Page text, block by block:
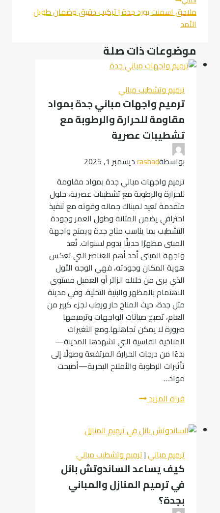
ملاحق اسمنت بورد جدة | تركيب دقيق وضمان طويل
الأمد
موضوعات ذات صلة
ترميم وتشطيب مباني
ترميم واجهات مباني جدة بمواد
مقاومة للحرارة والرطوبة مع
تشطيبات عصرية
بواسطةrashadديسمبر 1, 2025
ترميم واجهات مباني جدة بمواد مقاومة
للحرارة والرطوبة مع تشطيبات عصرية، حلول
متقدمة تعيد لمبناك جماله وقوته مع تنفيذ
احترافي يضمن المتانة وطول العمر وجودة
التشطيب بما يناسب مناخ جدة ويمنح واجهة
المبنى مظهرًا حديثًا يدوم لسنوات. تُعد
واجهة المبنى أحد أهم العناصر التي تعكس
هوية المكان وجودته، فهي الوجه الأول
الذي يرى من خلاله الزائر أو العميل مستوى
الاهتمام بالمظهر والبنية التحتية. وفي مدينة
مثل جدة، حيث المناخ حار ورطب لجزء كبير من
العام، تصبح صيانات الواجهات وترميمها
ضرورة لا يمكن تجاهلها.ومع التغيرات
المناخية القاسية التي تشهدها المدينة—
بدءًا من درجات الحرارة المرتفعة وصولًا إلى
تأثيرات الرطوبة والأملاح البحرية—أصبحت
مواد…
قراة المزيدترميم
جدة
مقاومة
للحرارة
والرطوبة
مع
ترميم مباني|ترميم وتشطيب مباني
كيف يساعد الساندوتش بانل
في ترميم المنازل والمباني
بجدة؟